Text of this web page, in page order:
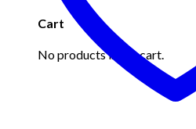
Cart
No products in the cart.